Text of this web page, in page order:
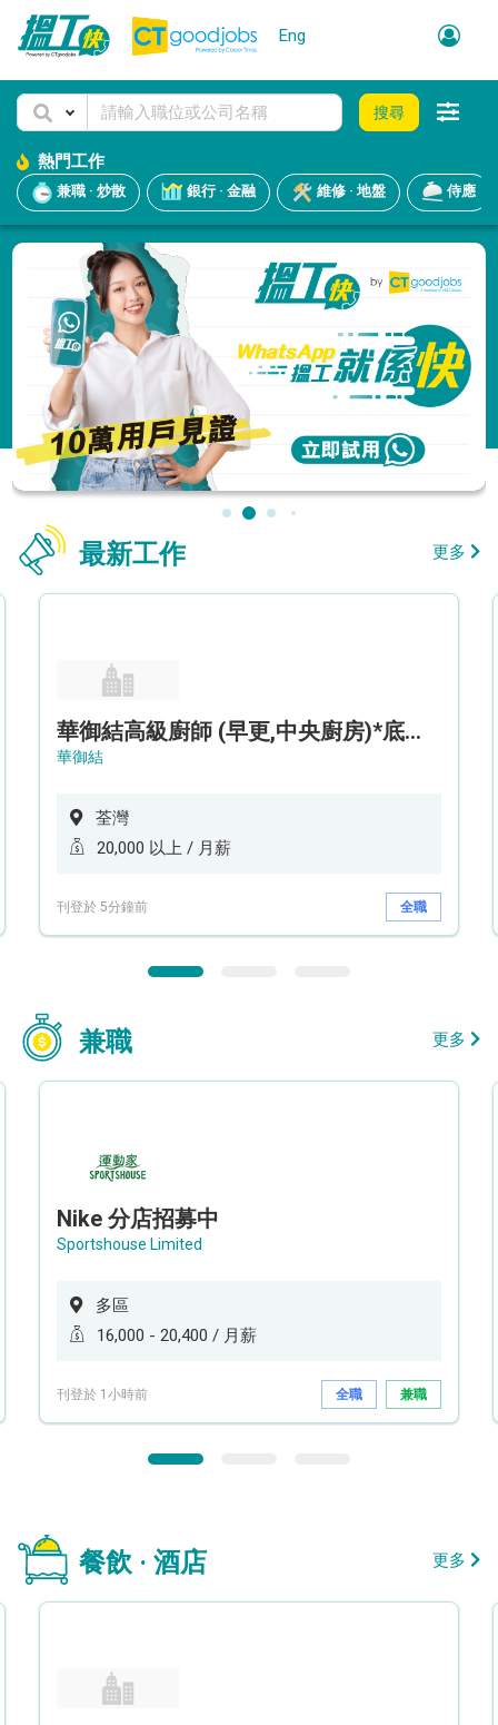
Eng
搜尋
熱門工作
兼職 · 炒散 銀行 · 金融 維修 · 地盤 侍應
最新工作 更多
華御結高級廚師 (早更,中央廚房)*底薪可達20k* (5天工作週)
華御結
荃灣
20,000 以上 / 月薪
刊登於 5分鐘前 全職
兼職 更多
Nike 分店招募中
Sportshouse Limited
多區
16,000 - 20,400 / 月薪
刊登於 1小時前 全職 兼職
餐飲 · 酒店 更多